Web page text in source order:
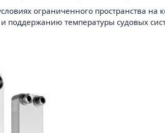
ограниченного пространства
температуры судовых